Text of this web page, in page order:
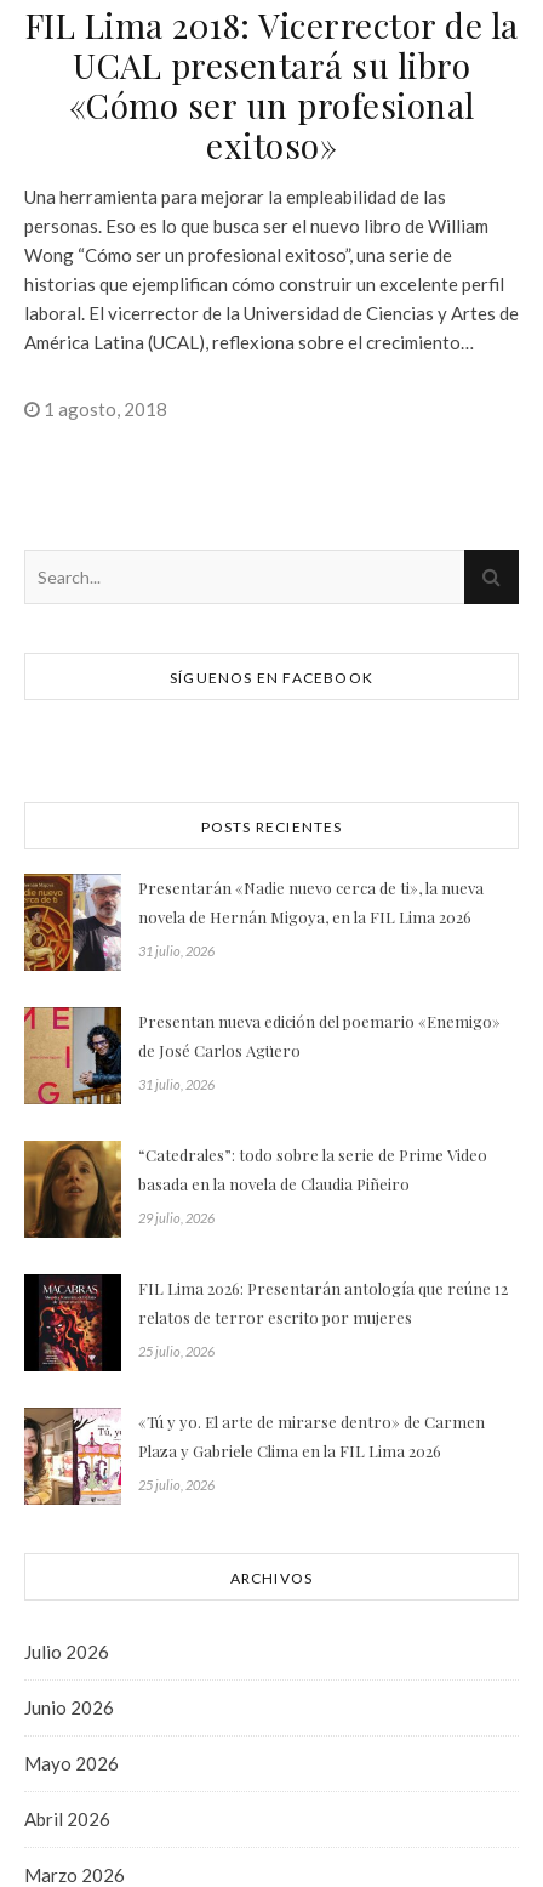
FIL Lima 2018: Vicerrector de la
UCAL presentará su libro
«Cómo ser un profesional
exitoso»
Una herramienta para mejorar la empleabilidad de las
personas. Eso es lo que busca ser el nuevo libro de William
Wong “Cómo ser un profesional exitoso”, una serie de
historias que ejemplifican cómo construir un excelente perfil
laboral. El vicerrector de la Universidad de Ciencias y Artes de
América Latina (UCAL), reflexiona sobre el crecimiento…
1 agosto, 2018
SÍGUENOS EN FACEBOOK
POSTS RECIENTES
Presentarán «Nadie nuevo cerca de ti», la nueva
novela de Hernán Migoya, en la FIL Lima 2026
31 julio, 2026
Presentan nueva edición del poemario «Enemigo»
de José Carlos Agüero
31 julio, 2026
“Catedrales”: todo sobre la serie de Prime Video
basada en la novela de Claudia Piñeiro
29 julio, 2026
FIL Lima 2026: Presentarán antología que reúne 12
relatos de terror escrito por mujeres
25 julio, 2026
«Tú y yo. El arte de mirarse dentro» de Carmen
Plaza y Gabriele Clima en la FIL Lima 2026
25 julio, 2026
ARCHIVOS
Julio 2026
Junio 2026
Mayo 2026
Abril 2026
Marzo 2026